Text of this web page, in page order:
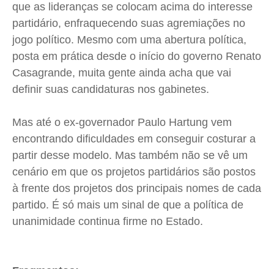
que as lideranças se colocam acima do interesse
partidário, enfraquecendo suas agremiações no
jogo político. Mesmo com uma abertura política,
posta em prática desde o início do governo Renato
Casagrande, muita gente ainda acha que vai
definir suas candidaturas nos gabinetes.
Mas até o ex-governador Paulo Hartung vem
encontrando dificuldades em conseguir costurar a
partir desse modelo. Mas também não se vê um
cenário em que os projetos partidários são postos
à frente dos projetos dos principais nomes de cada
partido. É só mais um sinal de que a política de
unanimidade continua firme no Estado.